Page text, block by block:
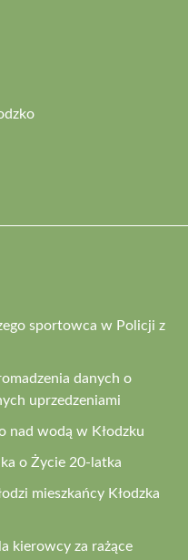
sportowca w Policji z
danych o
uprzedzeniami
nad wodą w Kłodzku
o Życie 20-latka
mieszkańcy Kłodzka
kierowcy za rażące